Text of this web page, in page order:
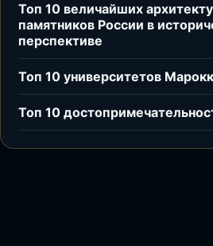
Топ 10 величайших
памятников России в
перспективе
Топ 10 университетов
Топ 10